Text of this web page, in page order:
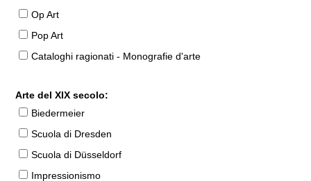
Op Art
Pop Art
Cataloghi ragionati - Monografie d'arte
Arte del XIX secolo:
Biedermeier
Scuola di Dresden
Scuola di Düsseldorf
Impressionismo